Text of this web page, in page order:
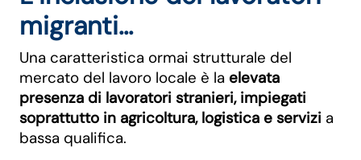
migranti...
Una caratteristica ormai strutturale del
mercato del lavoro locale è la elevata
presenza di lavoratori stranieri, impiegati
soprattutto in agricoltura, logistica e servizi a
bassa qualifica.